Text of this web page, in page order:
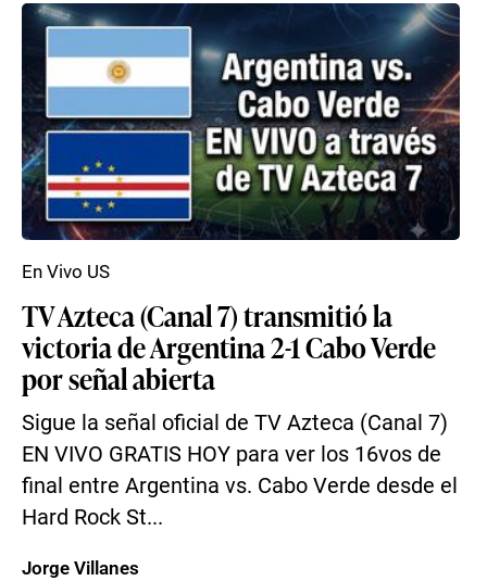
TV Azteca (Canal 7) transmitió la
victoria de Argentina 2-1 Cabo Verde
por señal abierta
Sigue la señal oficial de TV Azteca (Canal 7)
EN VIVO GRATIS HOY para ver los 16vos de
final entre Argentina vs. Cabo Verde desde el
Hard Rock St...
En Vivo US
Jorge Villanes